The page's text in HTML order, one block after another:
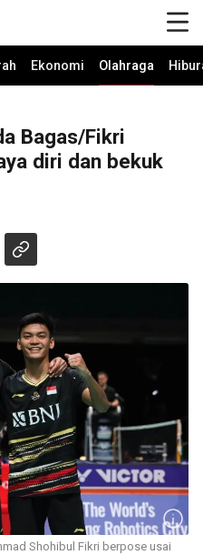
Ekonomi Olahraga
Bagas/Fikri
diri dan bekuk
Shohibul Fikri berpose usai